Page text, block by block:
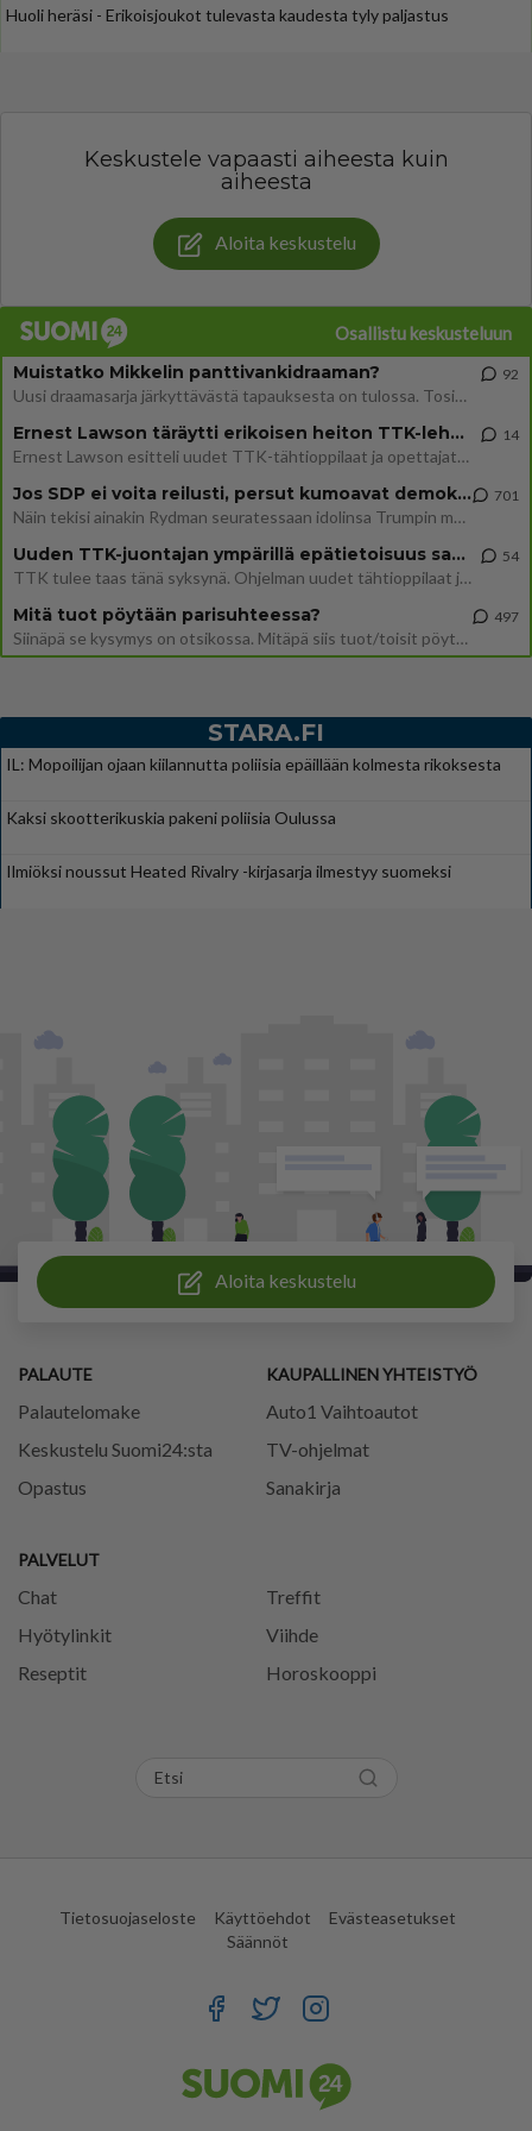
Huoli heräsi - Erikoisjoukot tulevasta kaudesta tyly paljastus
Keskustele vapaasti aiheesta kuin
aiheesta
Aloita keskustelu
Osallistu keskusteluun
Muistatko Mikkelin panttivankidraaman?
Uusi draamasarja järkyttävästä tapauksesta on tulossa. Tositapahtumiin perustuva sarja ammentaa vuoden 1986 Mikkelin pan
92
Ernest Lawson täräytti erikoisen heiton TTK-lehdistötilaisuudessa: " Onko tässä tarkoituksena...?"
Ernest Lawson esitteli uudet TTK-tähtioppilaat ja opettajat torstaina 6.8. lehdistölle. Tulevalla kaudella on yksi hausk
14
Jos SDP ei voita reilusti, persut kumoavat demokratian Suomesta
Näin tekisi ainakin Rydman seuratessaan idolinsa Trumpin mallia https://www.is.fi/politiikka/art-2000012187244.html
701
Uuden TTK-juontajan ympärillä epätietoisuus sakenee - Nyt MTV hämmentää soppaa
TTK tulee taas tänä syksynä. Ohjelman uudet tähtioppilaat julkistetaan torstaina 6. elokuuta klo 14 alkavassa lehdistö
54
Mitä tuot pöytään parisuhteessa?
Siinäpä se kysymys on otsikossa. Mitäpä siis tuot/toisit pöytään parisuhteessa? Oletko mies vai nainen? Koetko sen mitä
497
STARA.FI
IL: Mopoilijan ojaan kiilannutta poliisia epäillään kolmesta rikoksesta
Kaksi skootterikuskia pakeni poliisia Oulussa
Ilmiöksi noussut Heated Rivalry -kirjasarja ilmestyy suomeksi
Aloita keskustelu
PALAUTE
Palautelomake
Keskustelu Suomi24:sta
Opastus
PALVELUT
Chat
Treffit
Hyötylinkit
Viihde
Reseptit
Horoskooppi
KAUPALLINEN YHTEISTYÖ
Auto1 Vaihtoautot
TV-ohjelmat
Sanakirja
Tietosuojaseloste Käyttöehdot
Evästeasetukset
Säännöt